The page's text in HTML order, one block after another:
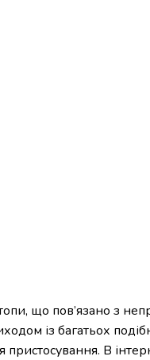
що пов’язано з
із багатьох
В